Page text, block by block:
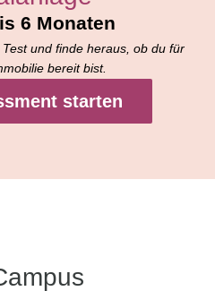
6 Monaten
und finde heraus, ob du für
bereit bist.
starten